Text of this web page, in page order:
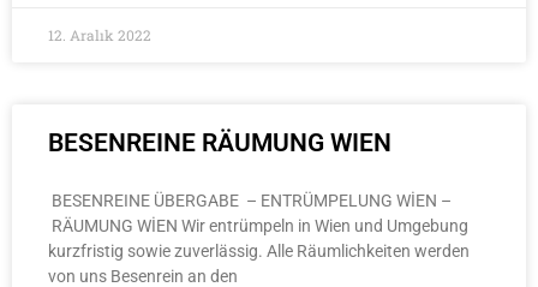
12. Aralık 2022
BESENREINE RÄUMUNG WIEN
BESENREINE ÜBERGABE – ENTRÜMPELUNG WİEN –
RÄUMUNG WİEN Wir entrümpeln in Wien und Umgebung
kurzfristig sowie zuverlässig. Alle Räumlichkeiten werden
von uns Besenrein an den